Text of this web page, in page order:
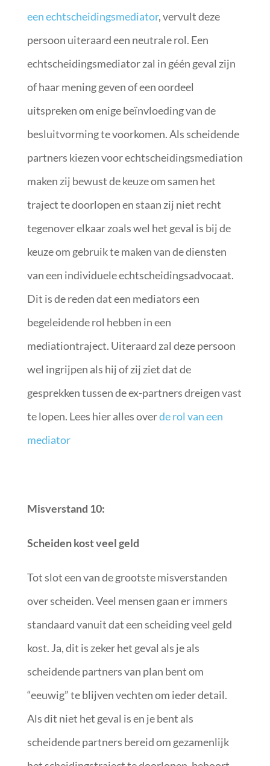
een echtscheidingsmediator, vervult deze
persoon uiteraard een neutrale rol. Een
echtscheidingsmediator zal in géén geval zijn
of haar mening geven of een oordeel
uitspreken om enige beïnvloeding van de
besluitvorming te voorkomen. Als scheidende
partners kiezen voor echtscheidingsmediation
maken zij bewust de keuze om samen het
traject te doorlopen en staan zij niet recht
tegenover elkaar zoals wel het geval is bij de
keuze om gebruik te maken van de diensten
van een individuele echtscheidingsadvocaat.
Dit is de reden dat een mediators een
begeleidende rol hebben in een
mediationtraject. Uiteraard zal deze persoon
wel ingrijpen als hij of zij ziet dat de
gesprekken tussen de ex-partners dreigen vast
te lopen. Lees hier alles overde rol van een
mediator
Misverstand 10:
Scheiden kost veel geld
Tot slot een van de grootste misverstanden
over scheiden. Veel mensen gaan er immers
standaard vanuit dat een scheiding veel geld
kost. Ja, dit is zeker het geval als je als
scheidende partners van plan bent om
“eeuwig” te blijven vechten om ieder detail.
Als dit niet het geval is en je bent als
scheidende partners bereid om gezamenlijk